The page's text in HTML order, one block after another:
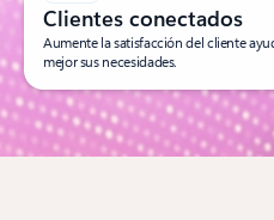
Clientes conectados
Aumente la satisfacción del cliente
mejor sus necesidades.